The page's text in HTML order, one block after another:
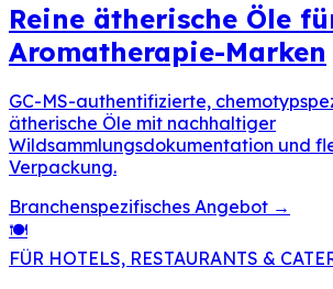
Reine ätherische Öle
Aromatherapie-Marken
GC-MS-authentifizierte,
ätherische Öle mit nachhaltiger
Wildsammlungsdokumentation und
Verpackung.
Branchenspezifisches Angebot →
🍽️
FÜR HOTELS, RESTAURANTS &